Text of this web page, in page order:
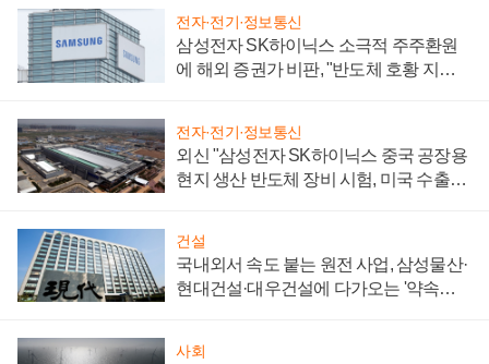
전자·전기·정보통신
삼성전자 SK하이닉스 소극적 주주환원
에 해외 증권가 비판, "반도체 호황 지속
전자·전기·정보통신
외신 "삼성전자 SK하이닉스 중국 공장용
현지 생산 반도체 장비 시험, 미국 수출통
건설
국내외서 속도 붙는 원전 사업, 삼성물산·
현대건설·대우건설에 다가오는 '약속의
사회